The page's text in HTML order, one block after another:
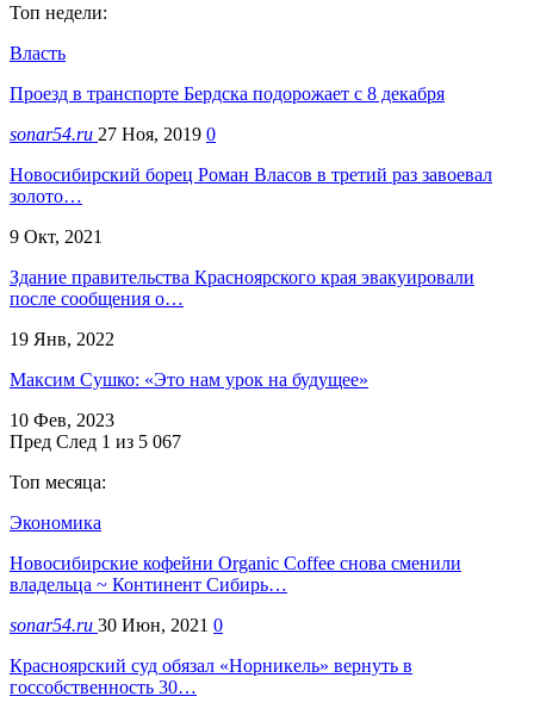
Топ недели:
Власть
Проезд в транспорте Бердска подорожает с 8 декабря
sonar54.ru 27 Ноя, 2019 0
Новосибирский борец Роман Власов в третий раз завоевал
золото…
9 Окт, 2021
Здание правительства Красноярского края эвакуировали
после сообщения о…
19 Янв, 2022
Максим Сушко: «Это нам урок на будущее»
10 Фев, 2023
Пред След 1 из 5 067
Топ месяца:
Экономика
Новосибирские кофейни Organic Coffee снова сменили
владельца ~ Континент Сибирь…
sonar54.ru 30 Июн, 2021 0
Красноярский суд обязал «Норникель» вернуть в
госсобственность 30…